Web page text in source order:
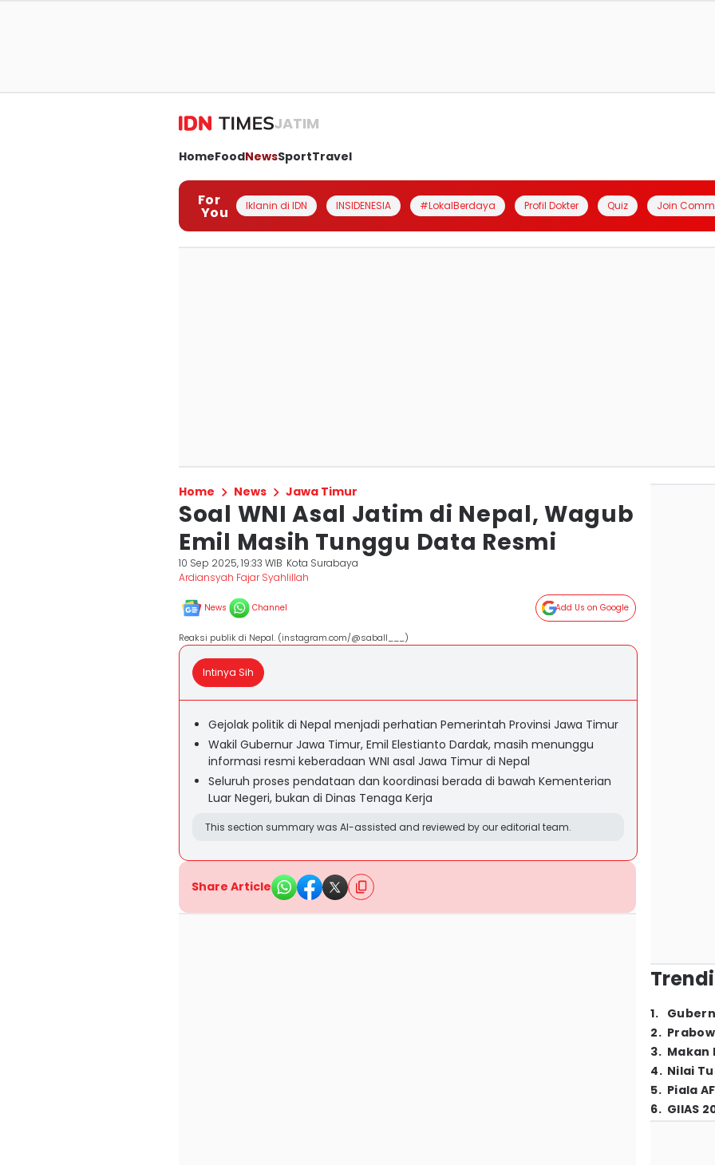
JATIM
HomeFoodNewsSportTravel
For
You Iklanin di IDN INSIDENESIA #LokalBerdaya Profil Dokter Quiz Join
Home News Jawa Timur
Soal WNI Asal Jatim di Nepal, Wagub
Emil Masih Tunggu Data Resmi
10 Sep 2025, 19:33 WIB Kota Surabaya
Ardiansyah Fajar Syahlillah
News Channel Add Us on Google
Reaksi publik di Nepal. (instagram.com/@saball___)
Intinya Sih
Gejolak politik di Nepal menjadi perhatian Pemerintah Provinsi Jawa Timur
Wakil Gubernur Jawa Timur, Emil Elestianto Dardak, masih menunggu
informasi resmi keberadaan WNI asal Jawa Timur di Nepal
Seluruh proses pendataan dan koordinasi berada di bawah Kementerian
Luar Negeri, bukan di Dinas Tenaga Kerja
This section summary was AI-assisted and reviewed by our editorial team.
Share Article
1.
2.
3. Makan
4. Nilai
5. Piala
6. GIIAS